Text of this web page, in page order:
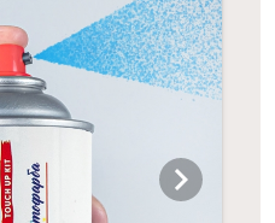
chevron_right